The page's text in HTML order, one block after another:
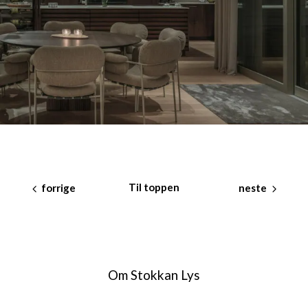
forrige Til toppen neste
Om Stokkan Lys